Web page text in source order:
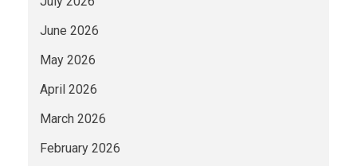
June 2026
May 2026
April 2026
March 2026
February 2026